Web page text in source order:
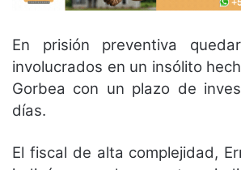
En prisión preventiva
involucrados en un insólito
Gorbea con un plazo de
días.
El fiscal de alta complejidad,